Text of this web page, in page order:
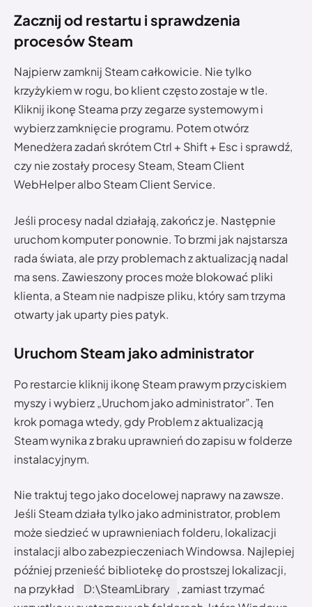
Zacznij od restartu i sprawdzenia
procesów Steam
Najpierw zamknij Steam całkowicie. Nie tylko
krzyżykiem w rogu, bo klient często zostaje w tle.
Kliknij ikonę Steama przy zegarze systemowym i
wybierz zamknięcie programu. Potem otwórz
Menedżera zadań skrótem Ctrl + Shift + Esc i sprawdź,
czy nie zostały procesy Steam, Steam Client
WebHelper albo Steam Client Service.
Jeśli procesy nadal działają, zakończ je. Następnie
uruchom komputer ponownie. To brzmi jak najstarsza
rada świata, ale przy problemach z aktualizacją nadal
ma sens. Zawieszony proces może blokować pliki
klienta, a Steam nie nadpisze pliku, który sam trzyma
otwarty jak uparty pies patyk.
Uruchom Steam jako administrator
Po restarcie kliknij ikonę Steam prawym przyciskiem
myszy i wybierz „Uruchom jako administrator”. Ten
krok pomaga wtedy, gdy Problem z aktualizacją
Steam wynika z braku uprawnień do zapisu w folderze
instalacyjnym.
Nie traktuj tego jako docelowej naprawy na zawsze.
Jeśli Steam działa tylko jako administrator, problem
może siedzieć w uprawnieniach folderu, lokalizacji
instalacji albo zabezpieczeniach Windowsa. Najlepiej
później przenieść bibliotekę do prostszej lokalizacji,
na przykład
D:\SteamLibrary , zamiast trzymać